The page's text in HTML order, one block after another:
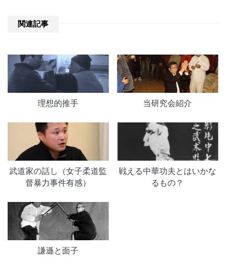
関連記事
理想的推手 当研究会紹介
武道家の話し（女子柔道監
督暴力事件有感）
戦える中華功夫とはいかな
るもの？
謙遜と面子